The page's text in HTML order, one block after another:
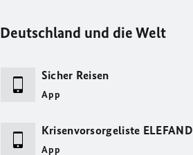
Deutschland und die Welt
Sicher Reisen
App
Krisenvorsorgeliste ELEFAND
App